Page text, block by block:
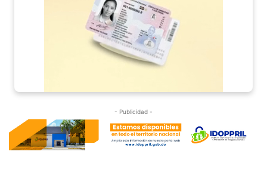
- Publicidad -